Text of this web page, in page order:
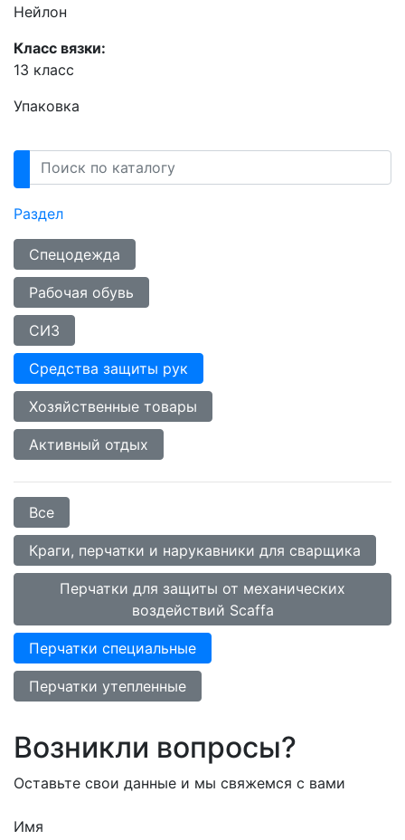
Нейлон
Класс вязки:
13 класс
Упаковка
Раздел
Спецодежда
Рабочая обувь
СИЗ
Средства защиты рук
Хозяйственные товары
Активный отдых
Все
Краги, перчатки и нарукавники для сварщика
Перчатки для защиты от механических
воздействий Scaffa
Перчатки специальные
Перчатки утепленные
Возникли вопросы?
Оставьте свои данные и мы свяжемся с вами
Имя